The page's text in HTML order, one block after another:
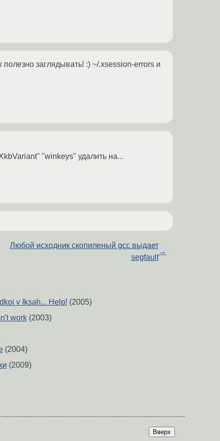
заглядывать! :) ~/.xsession-errors и
"winkeys" удалить на...
Любой исходник скопиленый gcc выдает
segfault
→
v Iksah... Help! (2005)
work(2003)
(2004)
(2009)
Вверх